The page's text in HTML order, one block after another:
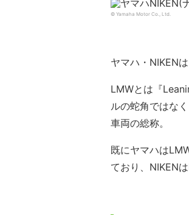
© Yamaha Motor Co., Ltd.
ヤマハ・NIKEN
LMWとは『
ルの蛇角ではな
車両の総称。
既にヤマハは
ており、NIKEN